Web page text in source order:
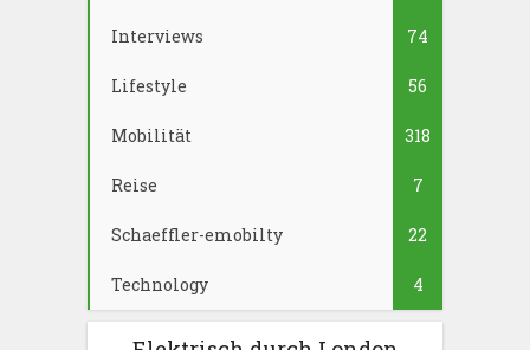
Interviews 74
Lifestyle 56
Mobilität 318
Reise 7
Schaeffler-emobilty 22
Technology 4